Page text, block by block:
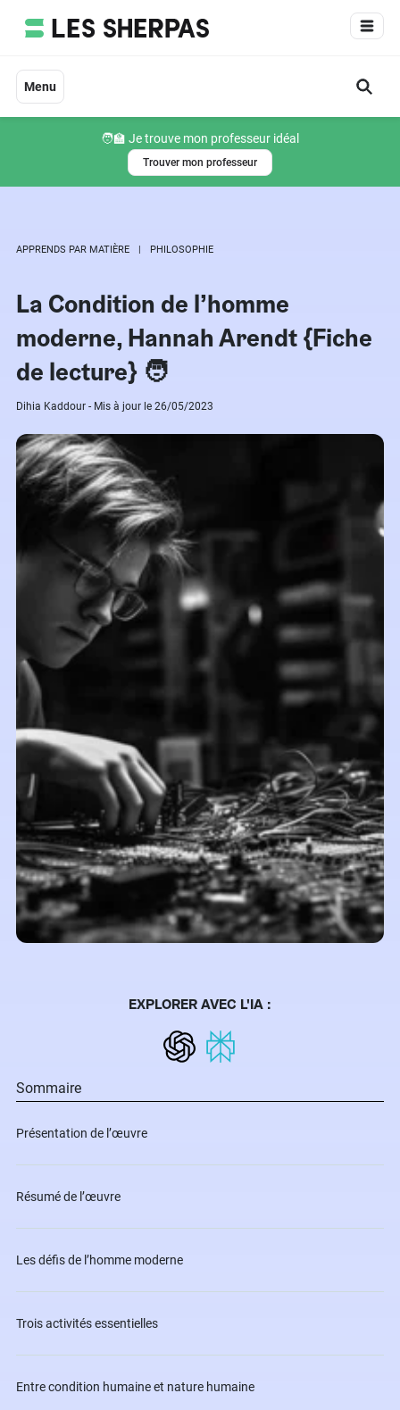
Menu
🧑‍🏫 Je trouve mon professeur idéal
Trouver mon professeur
APPRENDS PAR MATIÈRE PHILOSOPHIE
La Condition de l’homme
moderne, Hannah Arendt {Fiche
de lecture} 🧑
Dihia Kaddour - Mis à jour le 26/05/2023
EXPLORER AVEC L'IA :
Sommaire
Présentation de l’œuvre
Résumé de l’œuvre
Les défis de l’homme moderne
Trois activités essentielles
Entre condition humaine et nature humaine